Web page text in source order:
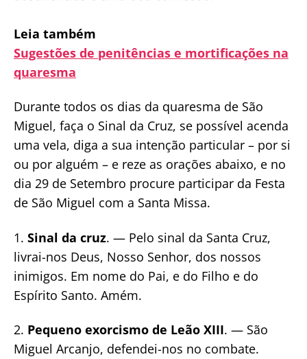
Leia também
Sugestões de penitências e mortificações na
quaresma
Durante todos os dias da quaresma de São
Miguel, faça o Sinal da Cruz, se possível acenda
uma vela, diga a sua intenção particular – por si
ou por alguém – e reze as orações abaixo, e no
dia 29 de Setembro procure participar da Festa
de São Miguel com a Santa Missa.
1. Sinal da cruz. — Pelo sinal da Santa Cruz,
livrai-nos Deus, Nosso Senhor, dos nossos
inimigos. Em nome do Pai, e do Filho e do
Espírito Santo. Amém.
2. Pequeno exorcismo de Leão XIII. — São
Miguel Arcanjo, defendei-nos no combate.